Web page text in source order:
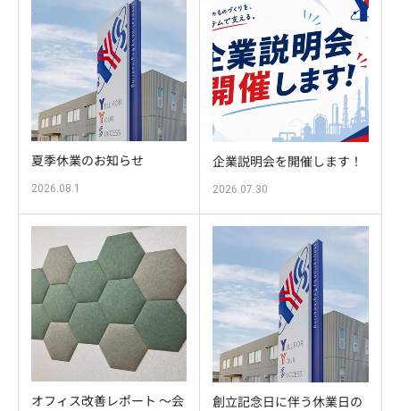
夏季休業のお知らせ
2026.08.1
企業説明会を開催します！
2026.07.30
オフィス改善レポート ～会
創立記念日に伴う休業日の